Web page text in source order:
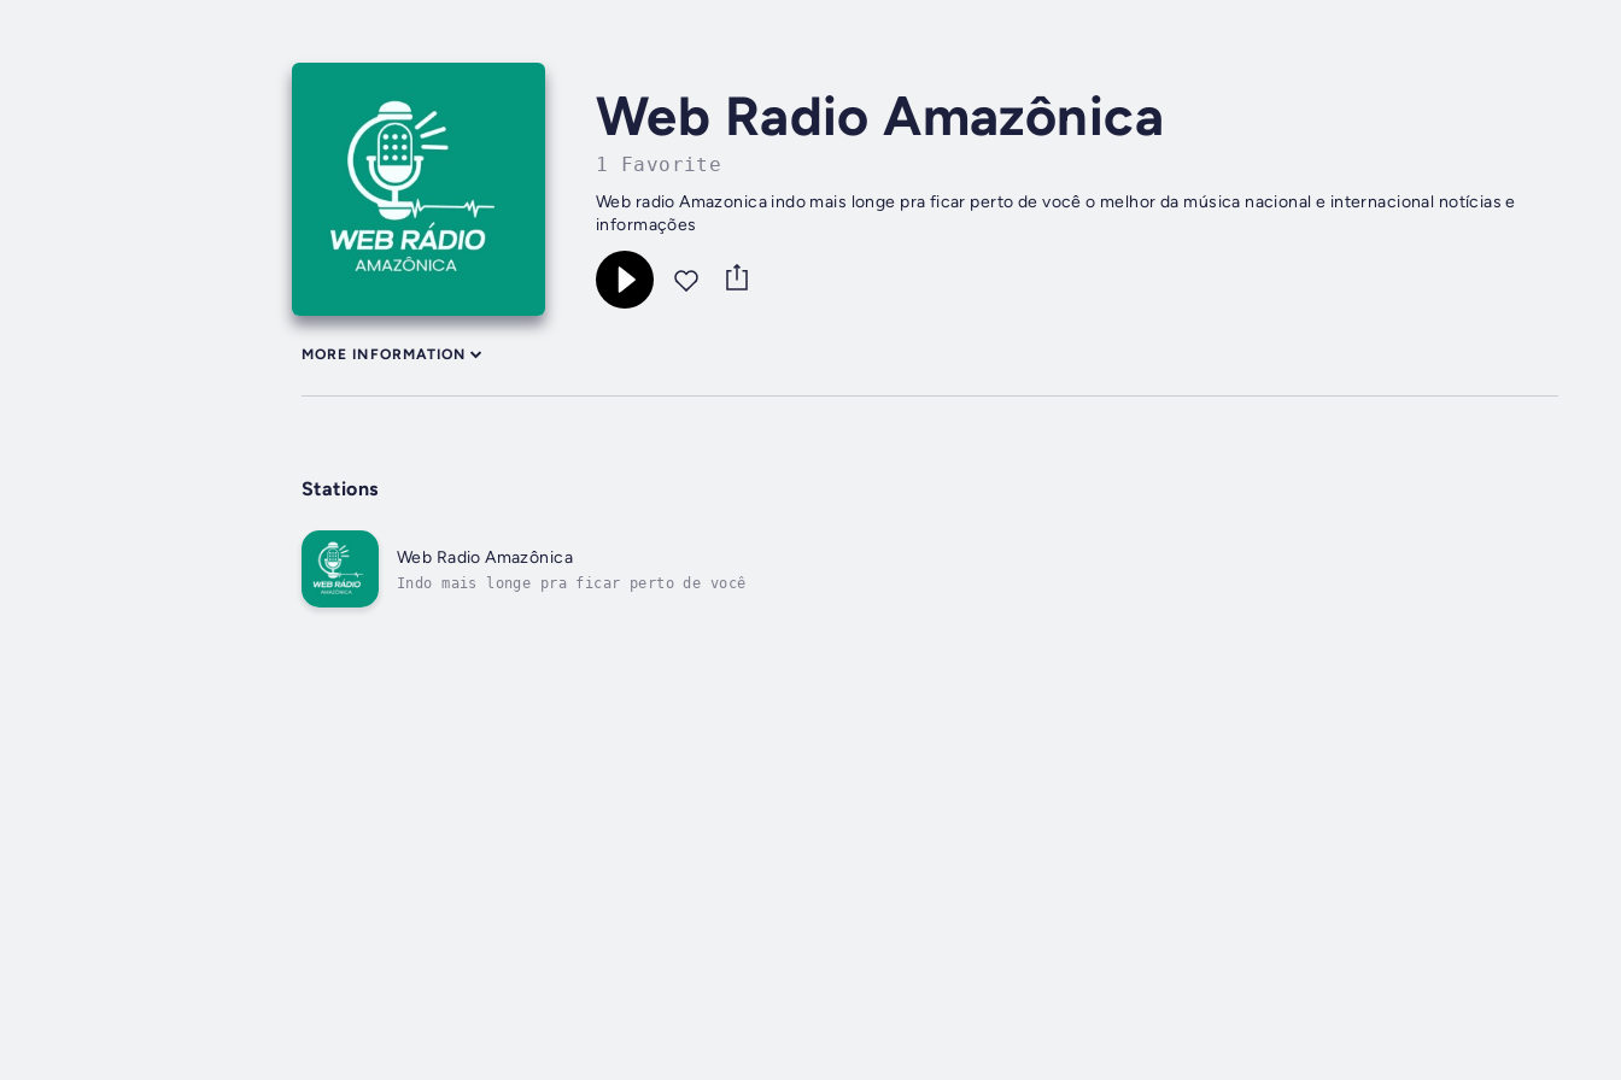
Web Radio Amazônica
1 Favorite
Web radio Amazonica indo mais longe pra ficar perto de você o melhor da música nacional e internacional notícias e
informações
MORE INFORMATION
Stations
Web Radio Amazônica
Indo mais longe pra ficar perto de você